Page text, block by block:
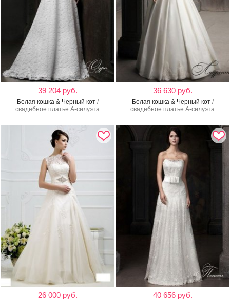
39 204 руб.
Белая кошка & Черный кот/
свадебное платье А-силуэта
36 630 руб.
Белая кошка & Черный кот/
свадебное платье А-силуэта
26 000 руб. 40 656 руб.